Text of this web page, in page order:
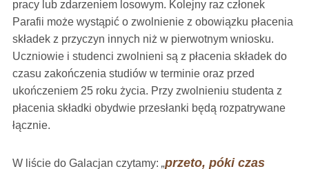
pracy lub zdarzeniem losowym. Kolejny raz członek
Parafii może wystąpić o zwolnienie z obowiązku płacenia
składek z przyczyn innych niż w pierwotnym wniosku.
Uczniowie i studenci zwolnieni są z płacenia składek do
czasu zakończenia studiów w terminie oraz przed
ukończeniem 25 roku życia. Przy zwolnieniu studenta z
płacenia składki obydwie przesłanki będą rozpatrywane
łącznie.
W liście do Galacjan czytamy: „przeto, póki czas